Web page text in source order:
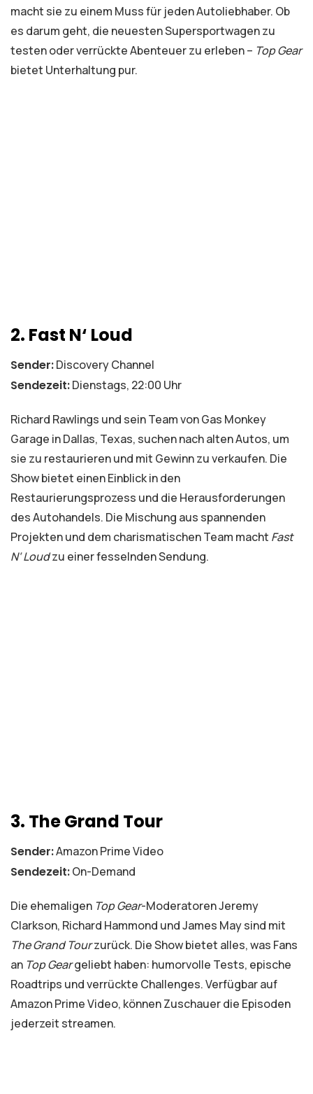
macht sie zu einem Muss für jeden Autoliebhaber. Ob
es darum geht, die neuesten Supersportwagen zu
testen oder verrückte Abenteuer zu erleben – Top Gear
bietet Unterhaltung pur.
2. Fast N‘ Loud
Sender:Discovery Channel
Sendezeit:Dienstags, 22:00 Uhr
Richard Rawlings und sein Team von Gas Monkey
Garage in Dallas, Texas, suchen nach alten Autos, um
sie zu restaurieren und mit Gewinn zu verkaufen. Die
Show bietet einen Einblick in den
Restaurierungsprozess und die Herausforderungen
des Autohandels. Die Mischung aus spannenden
Projekten und dem charismatischen Team macht Fast
N‘ Loudzu einer fesselnden Sendung.
3. The Grand Tour
Sender:Amazon Prime Video
Sendezeit:On-Demand
Die ehemaligen Top Gear-Moderatoren Jeremy
Clarkson, Richard Hammond und James May sind mit
The Grand Tourzurück. Die Show bietet alles, was Fans
an Top Geargeliebt haben: humorvolle Tests, epische
Roadtrips und verrückte Challenges. Verfügbar auf
Amazon Prime Video, können Zuschauer die Episoden
jederzeit streamen.